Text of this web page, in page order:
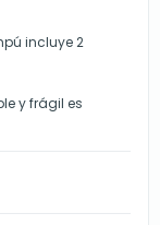
incluye 2
y frágil es